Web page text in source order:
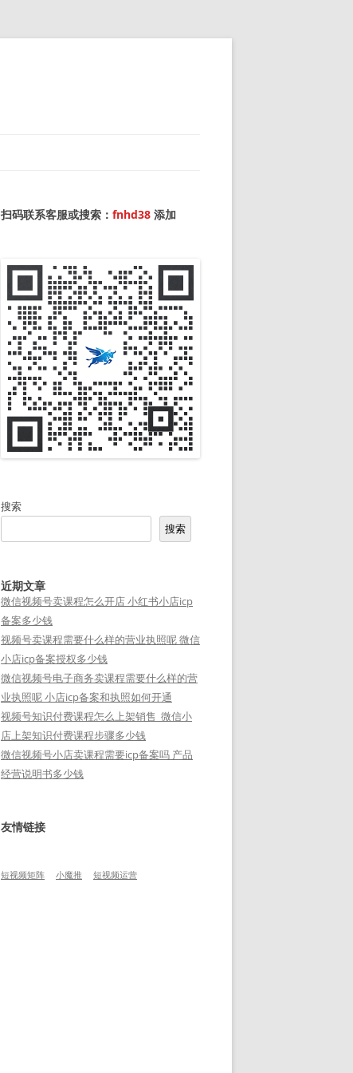
扫码联系客服或搜索： fnhd38 添加
搜索
搜索
近期文章
微信视频号卖课程怎么开店 小红书小店icp
备案多少钱
视频号卖课程需要什么样的营业执照呢 微信
小店icp备案授权多少钱
微信视频号电子商务卖课程需要什么样的营
业执照呢 小店icp备案和执照如何开通
视频号知识付费课程怎么上架销售_微信小
店上架知识付费课程步骤多少钱
微信视频号小店卖课程需要icp备案吗 产品
经营说明书多少钱
友情链接
短视频矩阵 小魔推 短视频运营